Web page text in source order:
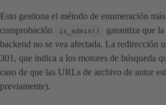
Esto gestiona el método de enumeración
comprobación
is_admin()
garantiza que
backend no se vea afectada. La redirección
301, que indica a los motores de búsqueda
caso de que las URLs de archivo de autor
previamente).